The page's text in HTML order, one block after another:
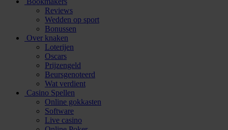
Reviews
Wedden op sport
Bonussen
Over knaken
Loterijen
Oscars
Prijzengeld
Beursgenoteerd
Wat verdient
Casino Spellen
Online gokkasten
Software
Live casino